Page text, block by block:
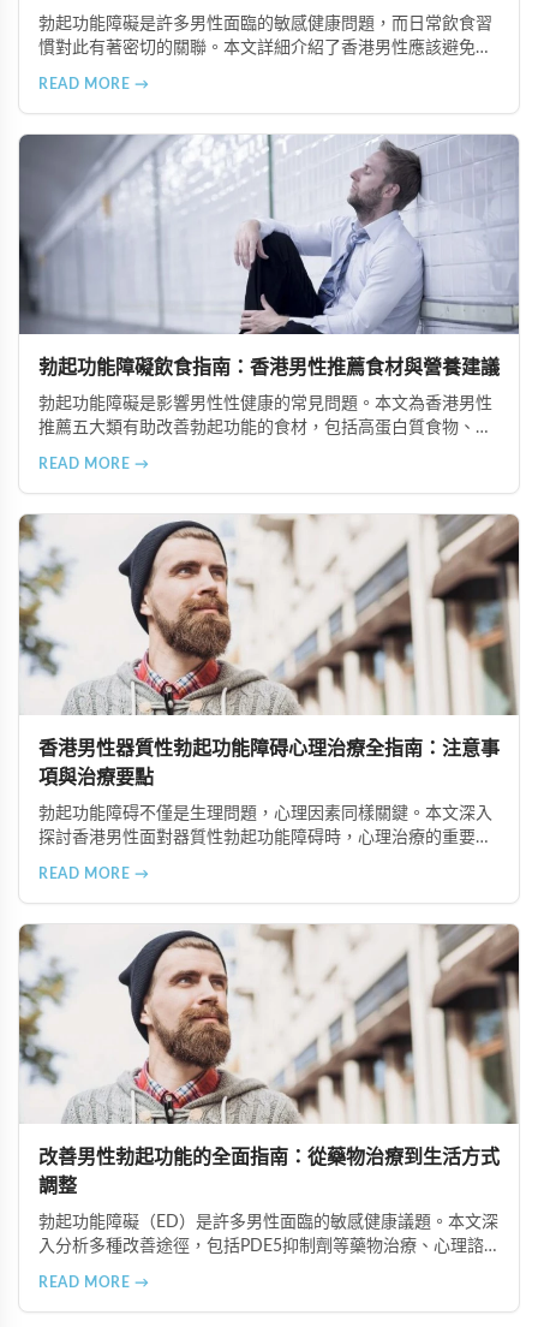
勃起功能障礙是許多男性面臨的敏感健康問題，而日常飲食習
慣對此有著密切的關聯。本文詳細介紹了香港男性應該避免或
READ MORE →
勃起功能障礙飲食指南：香港男性推薦食材與營養建議
勃起功能障礙是影響男性性健康的常見問題。本文為香港男性
推薦五大類有助改善勃起功能的食材，包括高蛋白質食物、富
READ MORE →
香港男性器質性勃起功能障碍心理治療全指南：注意事
項與治療要點
勃起功能障碍不僅是生理問題，心理因素同樣關鍵。本文深入
探討香港男性面對器質性勃起功能障碍時，心理治療的重要注
者更好地恢復性功能健康。
READ MORE →
改善男性勃起功能的全面指南：從藥物治療到生活方式
調整
勃起功能障礙（ED）是許多男性面臨的敏感健康議題。本文深
入分析多種改善途徑，包括PDE5抑制劑等藥物治療、心理諮
READ MORE →